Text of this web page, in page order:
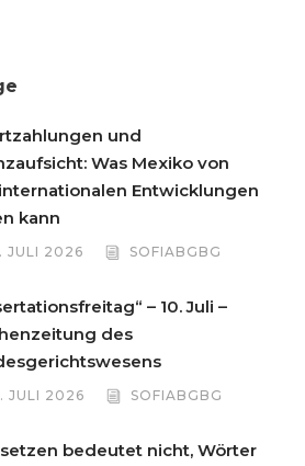
und
Was Mexiko von
Entwicklungen
kann
JULI 2026 SOFIABGBG
– 10. Juli –
des
JULI 2026 SOFIABGBG
bedeutet nicht, Wörter